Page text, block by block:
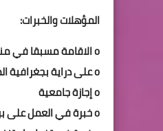
المؤهلات والخبرات:
o الاقامة مسبقا في منطقة عمل المشروع
o على دراية بجغرافية المنطقة وعادتها وتقاليدها
o إجازة جامعية
o خبرة في العمل على برامج جمع البيانات المختلفة.